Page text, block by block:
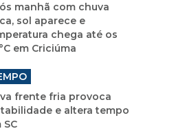
manhã com chuva
sol aparece e
chega até os
em Criciúma
frente fria provoca
e altera tempo
SC